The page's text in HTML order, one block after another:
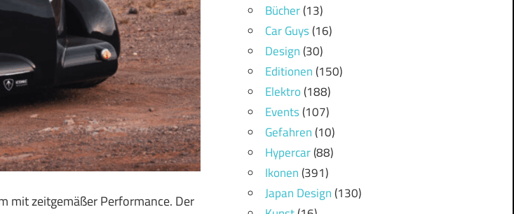
mit zeitgemäßer Performance. Der
Bücher(13)
Car Guys(16)
Design(30)
Editionen(150)
Elektro(188)
Events(107)
Gefahren(10)
Hypercar(88)
Ikonen(391)
Japan Design(130)